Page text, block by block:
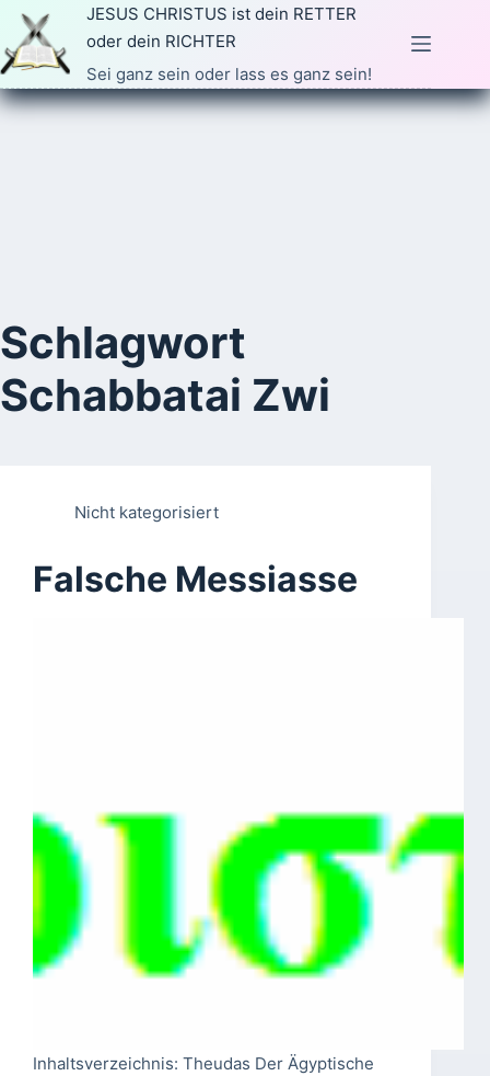
Zum
Inhalt
springen
JESUS CHRISTUS ist dein RETTER
oder dein RICHTER
Sei ganz sein oder lass es ganz sein!
Schlagwort
Schabbatai Zwi
Nicht kategorisiert
Falsche Messiasse
Inhaltsverzeichnis: Theudas Der Ägyptische